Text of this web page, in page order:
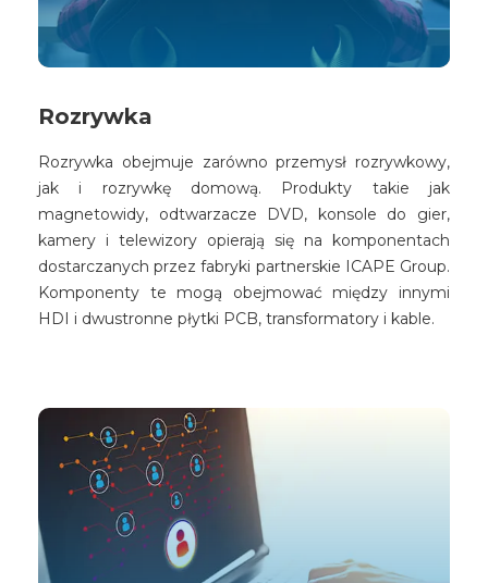
Rozrywka
Rozrywka obejmuje zarówno przemysł rozrywkowy,
jak i rozrywkę domową. Produkty takie jak
magnetowidy, odtwarzacze DVD, konsole do gier,
kamery i telewizory opierają się na komponentach
dostarczanych przez fabryki partnerskie ICAPE Group.
Komponenty te mogą obejmować między innymi
HDI i dwustronne płytki PCB, transformatory i kable.